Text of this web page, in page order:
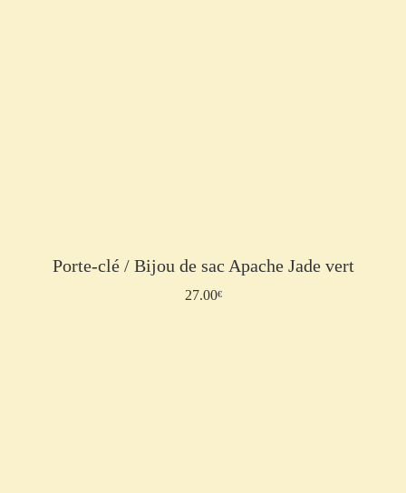
Porte-clé / Bijou de sac Apache Jade vert
27.00€